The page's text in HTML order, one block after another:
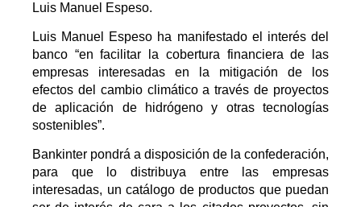
Luis Manuel Espeso.
Luis Manuel Espeso ha manifestado el interés del
banco “en facilitar la cobertura financiera de las
empresas interesadas en la mitigación de los
efectos del cambio climático a través de proyectos
de aplicación de hidrógeno y otras tecnologías
sostenibles”.
Bankinter pondrá a disposición de la confederación,
para que lo distribuya entre las empresas
interesadas, un catálogo de productos que puedan